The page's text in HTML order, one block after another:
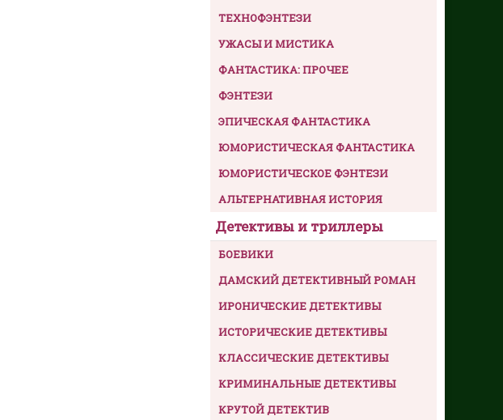
ТЕХНОФЭНТЕЗИ
УЖАСЫ И МИСТИКА
ФАНТАСТИКА: ПРОЧЕЕ
ФЭНТЕЗИ
ЭПИЧЕСКАЯ ФАНТАСТИКА
ЮМОРИСТИЧЕСКАЯ ФАНТАСТИКА
ЮМОРИСТИЧЕСКОЕ ФЭНТЕЗИ
АЛЬТЕРНАТИВНАЯ ИСТОРИЯ
Детективы и триллеры
БОЕВИКИ
ДАМСКИЙ ДЕТЕКТИВНЫЙ РОМАН
ИРОНИЧЕСКИЕ ДЕТЕКТИВЫ
ИСТОРИЧЕСКИЕ ДЕТЕКТИВЫ
КЛАССИЧЕСКИЕ ДЕТЕКТИВЫ
КРИМИНАЛЬНЫЕ ДЕТЕКТИВЫ
КРУТОЙ ДЕТЕКТИВ